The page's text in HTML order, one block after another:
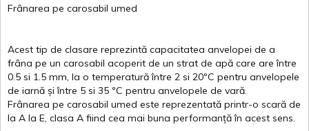
Frânarea pe carosabil umed
Acest tip de clasare reprezintă capacitatea anvelopei de a
frâna pe un carosabil acoperit de un strat de apă care areîntre
0.5 si 1.5 mm, la o temperatură între 2 si 20ºC pentru anvelopele
de iarnă și între 5 si 35 ºC pentru anvelopele de vară
Frânarea pe carosabil umed este reprezentată printr-o scară de
la A la E clasa A fiind cea mai buna performanță în acest sens.